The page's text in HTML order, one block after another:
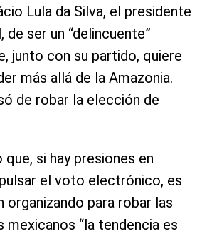
Lula da Silva, el presidente
ser un “delincuente”
junto con su partido, quiere
más allá de la Amazonia.
de robar la elección de
que, si hay presiones en
el voto electrónico, es
organizando para robar las
mexicanos “la tendencia es